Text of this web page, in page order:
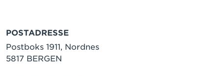
POSTADRESSE
Postboks 1911, Nordnes
5817 BERGEN